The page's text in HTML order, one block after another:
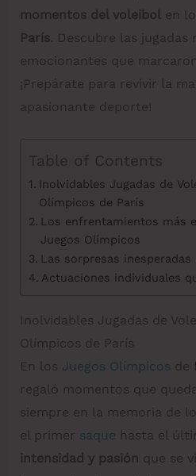
momentos del voleibolen
París. Descubre las jugadas
emocionantes que
¡Prepárate para revivir la
apasionante deporte!
Table of Contents
Inolvidables Jugadas de
Olímpicos de París
Los enfrentamientos más
Juegos Olímpicos
Las sorpresas inesperadas
Actuaciones individuales
Inolvidables Jugadas de
Olímpicos de París
En los Juegos Olímpicos de
regaló momentos que
siempre en la memoria de
el primer saque hasta el
intensidad y pasión que se